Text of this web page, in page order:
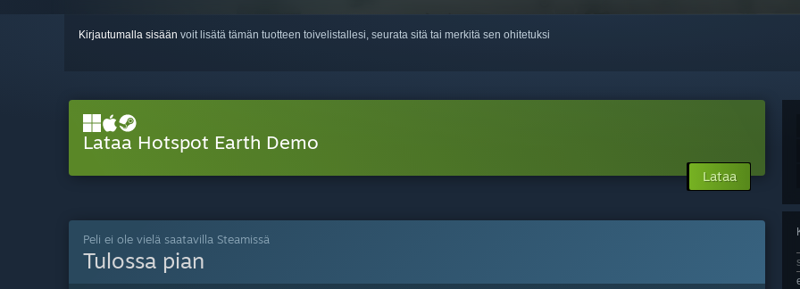
Kirjautumalla sisään voit lisätä tämän tuotteen toivelistallesi, seurata sitä tai merkitä sen ohitetuksi
Lataa Hotspot Earth Demo
Lataa
Peli ei ole vielä saatavilla Steamissä
Tulossa pian